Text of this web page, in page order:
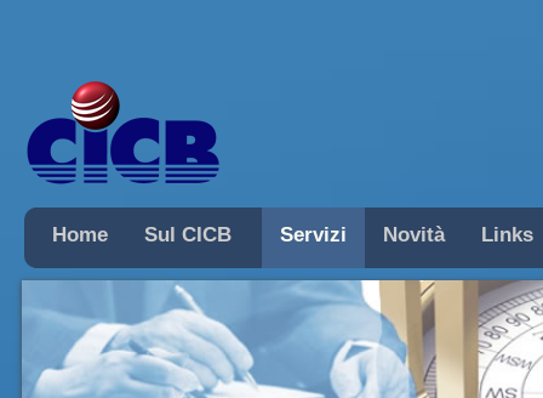
Home Sul CICB Servizi Novità Links